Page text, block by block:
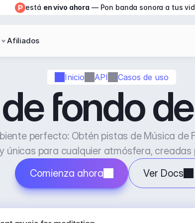
Inicio API Casos de uso
fondo
perfecto: Obtén pistas de Música de
únicas para cualquier atmósfera, creadas
Comienza ahora
Ver Docs
está en vivo ahora — Pon banda sonora a tus
Afiliados